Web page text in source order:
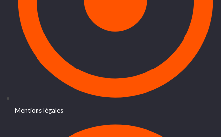
Mentions légales